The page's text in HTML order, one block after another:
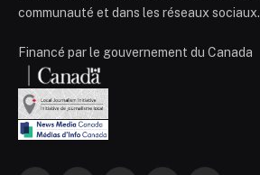
communauté et dans les réseaux sociaux.
Financé par le gouvernement du Canada